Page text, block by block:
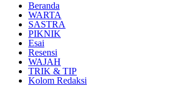
Beranda
WARTA
SASTRA
PIKNIK
Esai
Resensi
WAJAH
TRIK & TIP
Kolom Redaksi